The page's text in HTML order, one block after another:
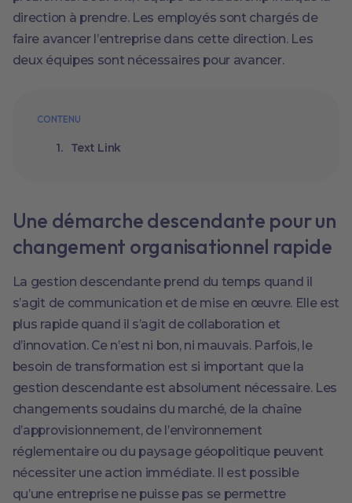
direction à prendre. Les employés sont chargés de
faire avancer l’entreprise dans cette direction. Les
deux équipes sont nécessaires pour avancer.
CONTENU
Text Link
Une démarche descendante pour un
changement organisationnel rapide
La gestion descendante prend du temps quand il
s’agit de communication et de mise en œuvre. Elle est
plus rapide quand il s’agit de collaboration et
d’innovation. Ce n’est ni bon, ni mauvais. Parfois, le
besoin de transformation est si important que la
gestion descendante est absolument nécessaire. Les
changements soudains du marché, de la chaîne
d’approvisionnement, de l’environnement
réglementaire ou du paysage géopolitique peuvent
nécessiter une action immédiate. Il est possible
qu’une entreprise ne puisse pas se permettre